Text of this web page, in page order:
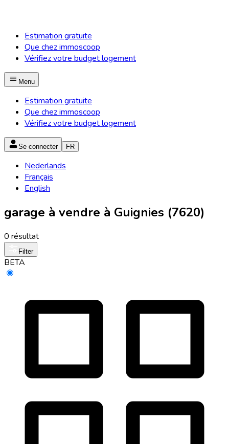
Estimation gratuite
Que chez immoscoop
Vérifiez votre budget logement
Menu
Estimation gratuite
Que chez immoscoop
Vérifiez votre budget logement
Se connecter FR
Nederlands
Français
English
garage à vendre à Guignies (7620)
0 résultat
Filter
BETA